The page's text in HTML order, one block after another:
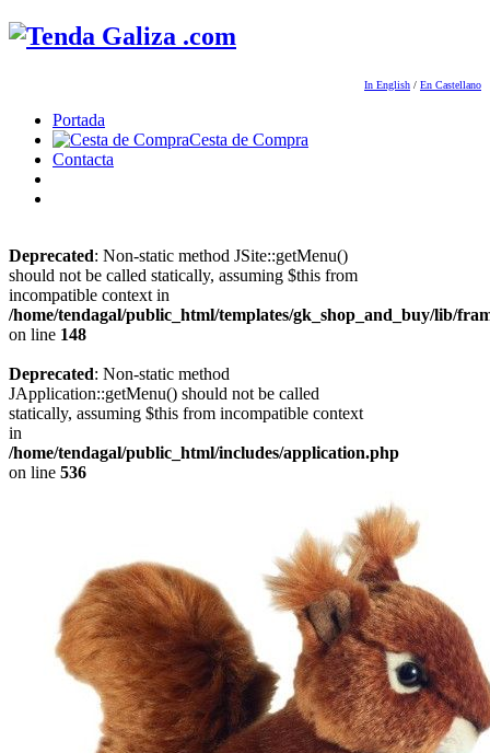
In English / En Castellano
Portada
Cesta de Compra
Contacta
Deprecated: Non-static method JSite::getMenu()
should not be called statically, assuming $this from
incompatible context in
/home/tendagal/public_html/templates/gk_shop_and_buy/lib/
on line 148
Deprecated: Non-static method
JApplication::getMenu() should not be called
statically, assuming $this from incompatible context
in
/home/tendagal/public_html/includes/application.php
on line 536